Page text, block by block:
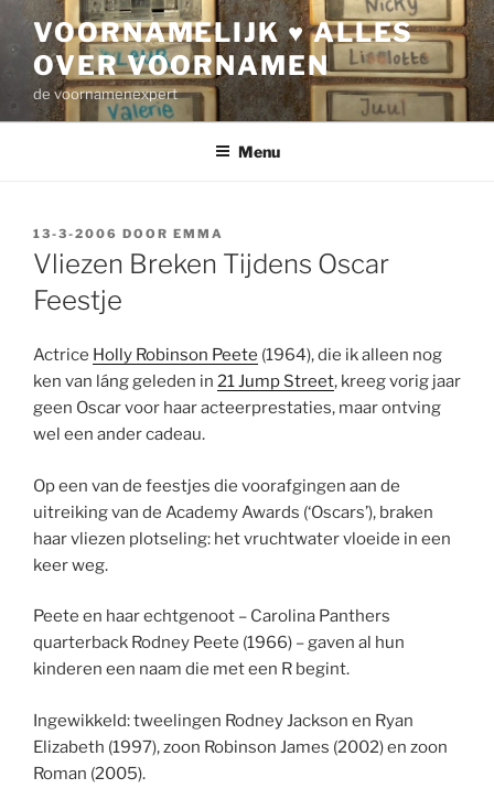
inhoud
VOORNAMELIJK ♥ ALLES
OVER VOORNAMEN
de voornamenexpert
Menu
GEPLAATST
OP
13-3-2006 DOOR EMMA
Vliezen Breken Tijdens Oscar
Feestje
Actrice Holly Robinson Peete (1964), die ik alleen nog
ken van láng geleden in 21 Jump Street, kreeg vorig jaar
geen Oscar voor haar acteerprestaties, maar ontving
wel een ander cadeau.
Op een van de feestjes die voorafgingen aan de
uitreiking van de Academy Awards (‘Oscars’), braken
haar vliezen plotseling: het vruchtwater vloeide in een
keer weg.
Peete en haar echtgenoot – Carolina Panthers
quarterback Rodney Peete (1966) – gaven al hun
kinderen een naam die met een R begint.
Ingewikkeld: tweelingen Rodney Jackson en Ryan
Elizabeth (1997), zoon Robinson James (2002) en zoon
Roman (2005).